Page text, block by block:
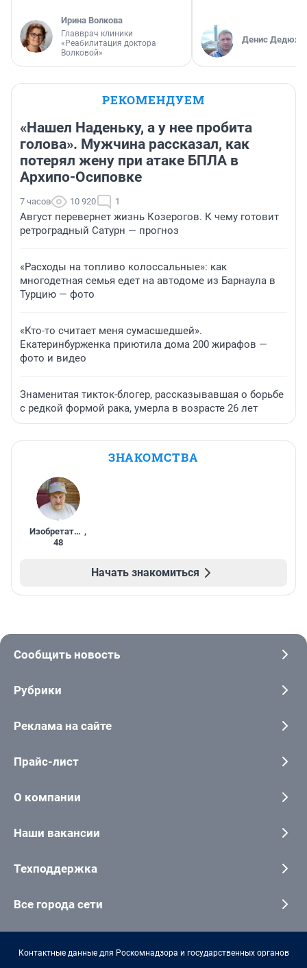
Ирина Волкова
Главврач клиники
«Реабилитация доктора
Волковой»
Денис
РЕКОМЕНДУЕМ
«Нашел Наденьку, а у нее пробита
голова». Мужчина рассказал, как
потерял жену при атаке БПЛА в
Архипо-Осиповке
7 часов 10 920 1
Август перевернет жизнь Козерогов. К чему готовит
ретроградный Сатурн — прогноз
«Расходы на топливо колоссальные»: как
многодетная семья едет на автодоме из Барнаула в
Турцию — фото
«Кто-то считает меня сумасшедшей».
Екатеринбурженка приютила дома 200 жирафов —
фото и видео
Знаменитая тикток-блогер, рассказывавшая о борьбе
с редкой формой рака, умерла в возрасте 26 лет
ЗНАКОМСТВА
Изобретатель ,
48
Начать знакомиться
Сообщить новость
Рубрики
Реклама на сайте
Прайс-лист
О компании
Наши вакансии
Техподдержка
Все города сети
Контактные данные для Роскомнадзора и государственных органов